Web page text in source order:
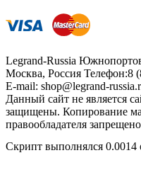
Legrand-Russia
Москва, Россия Телефон:8
E-mail: shop@legrand-
Данный сайт не является
защищены. Копирование
правообладателя
Скрипт выполнялся 0.0014